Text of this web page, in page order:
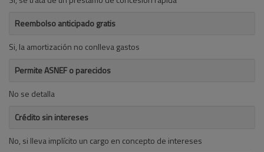
Reembolso anticipado gratis
Si, la amortización no conlleva gastos
Permite ASNEF o parecidos
No se detalla
Crédito sin intereses
No, si lleva implícito un cargo en concepto de intereses